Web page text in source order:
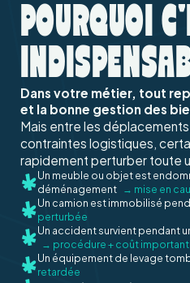
POURQUOI
Dans votre métier, tout
et la bonne gestion des
Mais entre les
contraintes logistiques,
rapidement perturber toute
Un meuble ou objet est
déménagement → mise en
Un camion est immobilisé
perturbée
Un accident survient pendant
→ procédure + coût important
Un équipement de levage
retardée